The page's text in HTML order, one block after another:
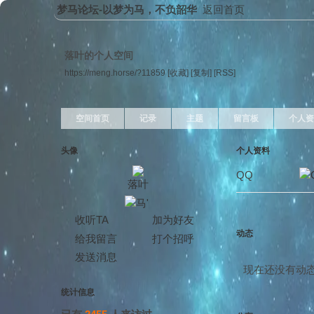
梦马论坛-以梦为马，不负韶华 返回首页
落叶的个人空间
https://meng.horse/?11859 [收藏] [复制] [RSS]
空间首页 记录 主题 留言板 个人
头像
落叶
收听TA
加为好友
给我留言
打个招呼
发送消息
统计信息
个人资料
QQ
动态
现在还没有动